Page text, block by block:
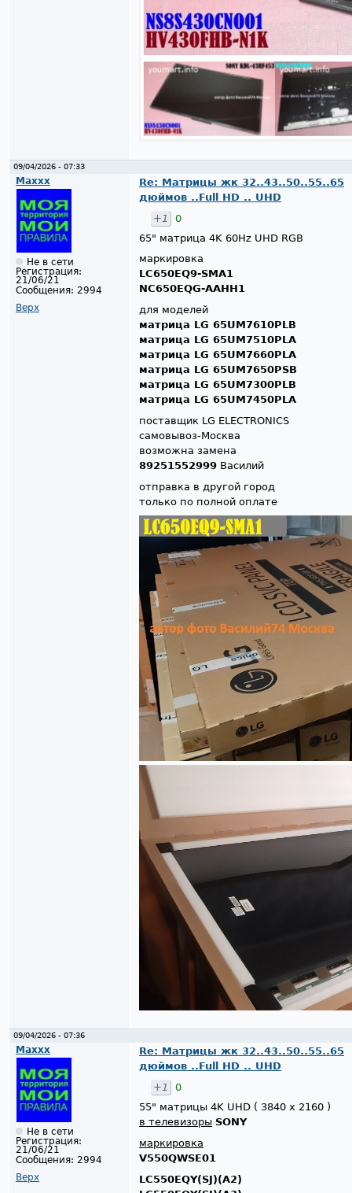
09/04/2026 - 07:33
Maxxx
Не в сети
Регистрация:
21/06/21
Сообщения: 2994
Верх
Re: Матрицы жк 32..43..50..55..65
дюймов ..Full HD .. UHD
+1
0
65" матрица 4K 60Hz UHD RGB
маркировка
LC650EQ9-SMA1
NC650EQG-AAHH1
для моделей
матрица LG 65UM7610PLB
матрица LG 65UM7510PLA
матрица LG 65UM7660PLA
матрица LG 65UM7650PSB
матрица LG 65UM7300PLB
матрица LG 65UM7450PLA
поставщик LG ELECTRONICS
самовывоз-Москва
возможна замена
89251552999 Василий
отправка в другой город
только по полной оплате
09/04/2026 - 07:36
Maxxx
Не в сети
Регистрация:
21/06/21
Сообщения: 2994
Верх
Re: Матрицы жк 32..43..50..55..65
дюймов ..Full HD .. UHD
+1
0
55" матрицы 4K UHD ( 3840 x 2160 )
в телевизоры SONY
маркировка
V550QWSE01
LC550EQY(SJ)(A2)